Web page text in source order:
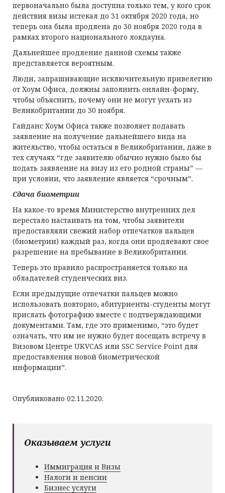
первоначально была доступна только тем, у кого срок
действия визы истекал до 31 октября 2020 года, но
теперь она была продлена до 30 ноября 2020 года в
рамках второго национального локдауна.
Дальнейшее продление данной схемы также
представляется вероятным.
Люди, запрашивающие исключительную привелегию
от Хоум Офиса, должны заполнить онлайн-форму,
чтобы объяснить, почему они не могут уехать из
Великобритании до 30 ноября.
Гайданс Хоум Офиса также позволяет подавать
заявление на получение дальнейшего вида на
жительство, чтобы остаться в Великобритании, даже в
тех случаях “где заявителю обычно нужно было бы
подать заявление на визу из его родной страны” —
при условии, что заявление является “срочным”.
Сдача биометрии
На какое-то время Министерство внутренних дел
перестало настаивать на том, чтобы заявители
предоставляли свежий набор отпечатков пальцев
(биометрии) каждый раз, когда они продлевают свое
разрешение на пребывание в Великобритании.
Теперь это правило распространяется только на
обладателей студенческих виз.
Если предыдущие отпечатки пальцев можно
использовать повторно, абитуриенты-студенты могут
прислать фотографию вместе с подтверждающими
документами. Там, где это применимо, “это будет
означать, что им не нужно будет посещать встречу в
Визовом Центре UKVCAS или SSC Service Point для
предоставления новой биометрической
информации”.
Опубликовано 02.11.2020.
Оказываем услуги
Иммиграция и Визы
Налоги и пенсии
Бизнес услуги